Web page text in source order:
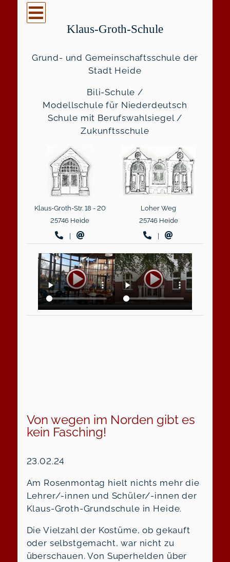
Klaus-Groth-Schule
Grund- und Gemeinschaftsschule der
Stadt Heide
Bili-Schule /
Modellschule für Niederdeutsch
Schule mit Berufswahlsiegel /
Zukunftsschule
Klaus-Groth-Str. 18 - 20
25746 Heide
Loher Weg
25746 Heide
Von wegen im Norden gibt es
kein Fasching!
23.02.24
Am Rosenmontag hielt nichts mehr die
Lehrer/-innen und Schüler/-innen der
Klaus-Groth-Grundschule in Heide.
Die Vielzahl der Kostüme, ob gekauft
oder selbstgemacht, war nicht zu
überschauen. Von Superhelden über